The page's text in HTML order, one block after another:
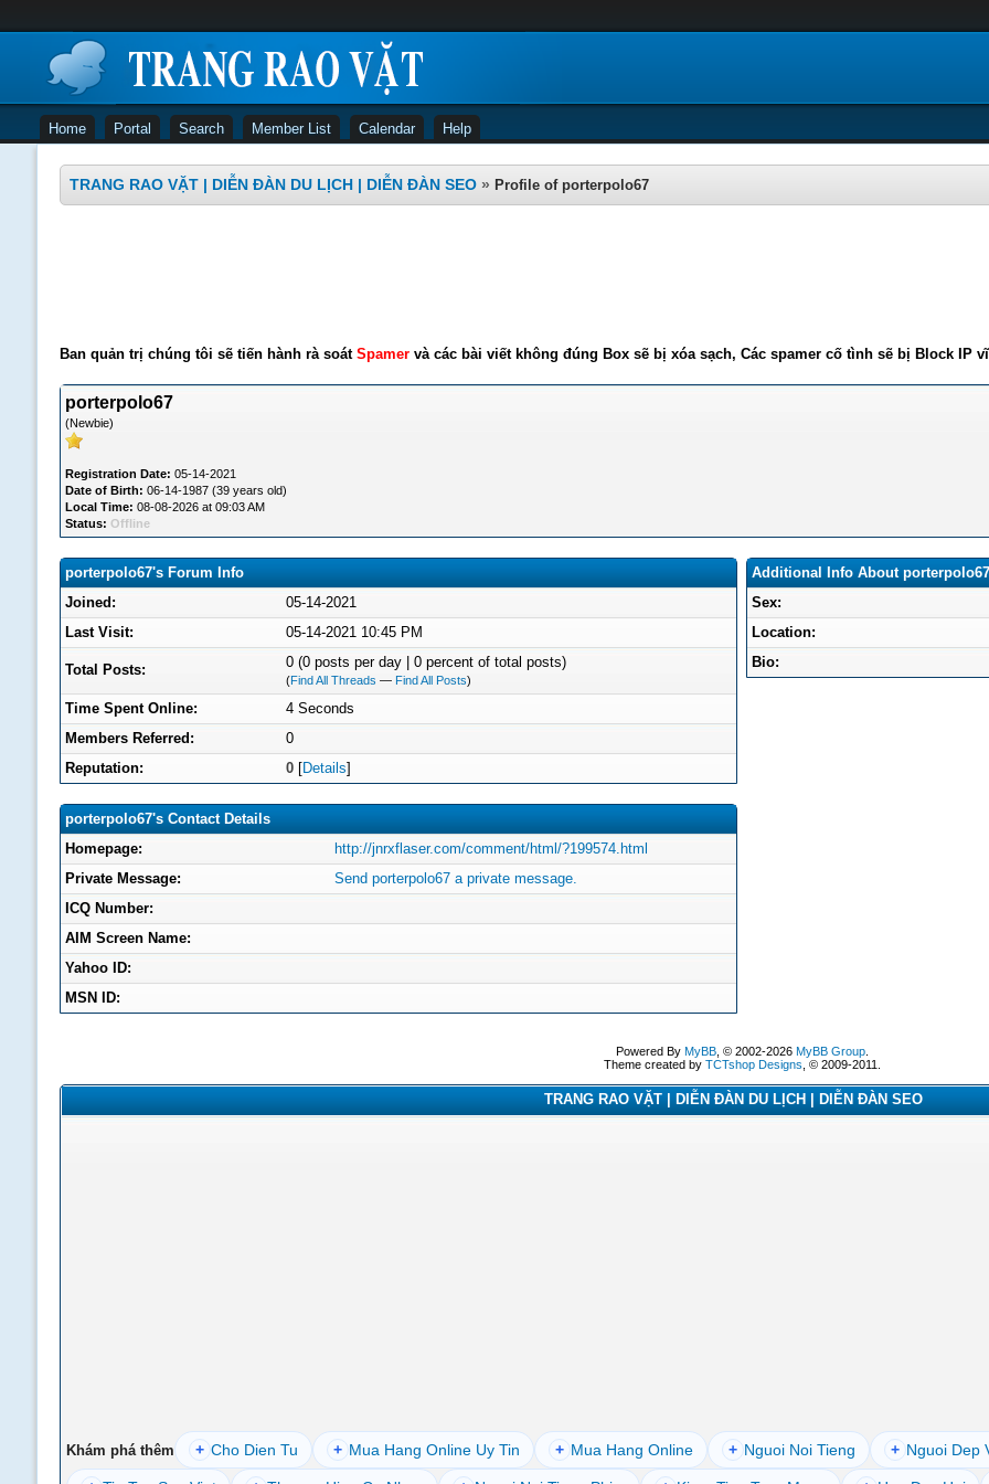
Home Portal Search Member List Calendar Help
TRANG RAO VẶT | DIỄN ĐÀN DU LỊCH | DIỄN ĐÀN SEO » Profile of porterpolo67
Ban quản trị chúng tôi sẽ tiến hành rà soát Spamervà các bài viết không đúng Box sẽ bị xóa sạch, Các spamer cố tình sẽ bị Block IP
porterpolo67
(Newbie)
Registration Date: 05-14-2021
Date of Birth: 06-14-1987 (39 years old)
Local Time: 08-08-2026 at 09:03 AM
Status: Offline
porterpolo67's Forum Info
Joined:
05-14-2021
Last Visit:
05-14-2021 10:45 PM
Total Posts: 0 (0 posts per day | 0 percent of total posts)
(Find All Threads — Find All Posts)
Time Spent Online:
4 Seconds
Members Referred:
0
Reputation:
0 [Details]
porterpolo67's Contact Details
Homepage:
http://jnrxflaser.com/comment/html/?199574.html
Private Message:
Send porterpolo67 a private message.
ICQ Number:
AIM Screen Name:
Yahoo ID:
MSN ID:
Additional Info About porterpolo67
Sex:
Location:
Bio:
Powered By MyBB, © 2002-2026 MyBB Group.
Theme created by TCTshop Designs , © 2009-2011.
TRANG RAO VẶT | DIỄN ĐÀN DU LỊCH | DIỄN ĐÀN SEO
Khám phá thêm + Cho Dien Tu + Mua Hang Online Uy Tin + Mua Hang Online + Nguoi Noi Tieng + Nguoi Dep